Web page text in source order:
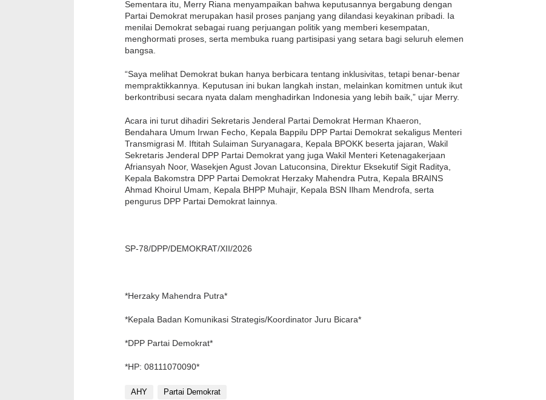
Sementara itu, Merry Riana menyampaikan bahwa keputusannya bergabung dengan
Partai Demokrat merupakan hasil proses panjang yang dilandasi keyakinan pribadi. Ia
menilai Demokrat sebagai ruang perjuangan politik yang memberi kesempatan,
menghormati proses, serta membuka ruang partisipasi yang setara bagi seluruh elemen
bangsa.
“Saya melihat Demokrat bukan hanya berbicara tentang inklusivitas, tetapi benar-benar
mempraktikkannya. Keputusan ini bukan langkah instan, melainkan komitmen untuk ikut
berkontribusi secara nyata dalam menghadirkan Indonesia yang lebih baik,” ujar Merry.
Acara ini turut dihadiri Sekretaris Jenderal Partai Demokrat Herman Khaeron,
Bendahara Umum Irwan Fecho, Kepala Bappilu DPP Partai Demokrat sekaligus Menteri
Transmigrasi M. Iftitah Sulaiman Suryanagara, Kepala BPOKK beserta jajaran, Wakil
Sekretaris Jenderal DPP Partai Demokrat yang juga Wakil Menteri Ketenagakerjaan
Afriansyah Noor, Wasekjen Agust Jovan Latuconsina, Direktur Eksekutif Sigit Raditya,
Kepala Bakomstra DPP Partai Demokrat Herzaky Mahendra Putra, Kepala BRAINS
Ahmad Khoirul Umam, Kepala BHPP Muhajir, Kepala BSN Ilham Mendrofa, serta
pengurus DPP Partai Demokrat lainnya.
SP-78/DPP/DEMOKRAT/XII/2026
*Herzaky Mahendra Putra*
*Kepala Badan Komunikasi Strategis/Koordinator Juru Bicara*
*DPP Partai Demokrat*
*HP: 08111070090*
AHY Partai Demokrat